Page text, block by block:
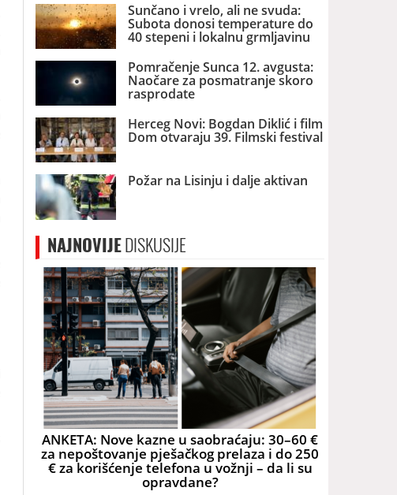
Sunčano i vrelo, ali ne svuda:
Subota donosi temperature do
40 stepeni i lokalnu grmljavinu
Pomračenje Sunca 12. avgusta:
Naočare za posmatranje skoro
rasprodate
Herceg Novi: Bogdan Diklić i film
Dom otvaraju 39. Filmski festival
Požar na Lisinju i dalje aktivan
NAJNOVIJEDISKUSIJE
ANKETA: Nove kazne u saobraćaju: 30–60 €
za nepoštovanje pješačkog prelaza i do 250
€ za korišćenje telefona u vožnji – da li su
opravdane?